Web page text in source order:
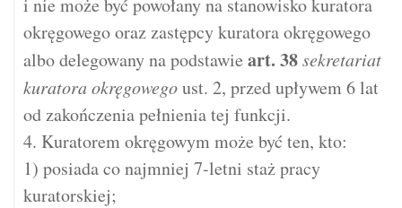
i nie może być powołany na stanowisko kuratora
okręgowego oraz zastępcy kuratora okręgowego
albo delegowany na podstawie art. 38sekretariat
kuratora okręgowegoust. 2, przed upływem 6 lat
od zakończenia pełnienia tej funkcji.
4. Kuratorem okręgowym może być ten, kto:
1) posiada co najmniej 7-letni staż pracy
kuratorskiej;